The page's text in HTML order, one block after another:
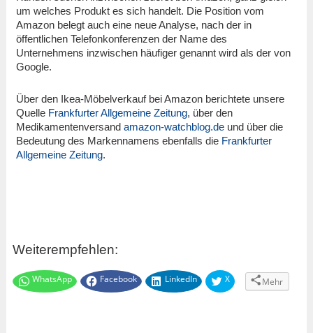
um welches Produkt es sich handelt. Die Position vom
Amazon belegt auch eine neue Analyse, nach der in
öffentlichen Telefonkonferenzen der Name des
Unternehmens inzwischen häufiger genannt wird als der von
Google.
Über den Ikea-Möbelverkauf bei Amazon berichtete unsere
Quelle Frankfurter Allgemeine Zeitung, über den
Medikamentenversand amazon-watchblog.deund über die
Bedeutung des Markennamens ebenfalls die Frankfurter
Allgemeine Zeitung.
Weiterempfehlen:
WhatsApp Facebook LinkedIn X Mehr